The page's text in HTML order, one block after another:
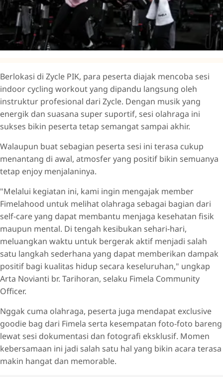
Berlokasi di Zycle PIK, para peserta diajak mencoba sesi
indoor cycling workout yang dipandu langsung oleh
instruktur profesional dari Zycle. Dengan musik yang
energik dan suasana super suportif, sesi olahraga ini
sukses bikin peserta tetap semangat sampai akhir.
Walaupun buat sebagian peserta sesi ini terasa cukup
menantang di awal, atmosfer yang positif bikin semuanya
tetap enjoy menjalaninya.
"Melalui kegiatan ini, kami ingin mengajak member
Fimelahood untuk melihat olahraga sebagai bagian dari
self-care yang dapat membantu menjaga kesehatan fisik
maupun mental. Di tengah kesibukan sehari-hari,
meluangkan waktu untuk bergerak aktif menjadi salah
satu langkah sederhana yang dapat memberikan dampak
positif bagi kualitas hidup secara keseluruhan," ungkap
Arta Novianti br. Tarihoran, selaku Fimela Community
Officer.
Nggak cuma olahraga, peserta juga mendapat exclusive
goodie bag dari Fimela serta kesempatan foto-foto bareng
lewat sesi dokumentasi dan fotografi eksklusif. Momen
kebersamaan ini jadi salah satu hal yang bikin acara terasa
makin hangat dan memorable.